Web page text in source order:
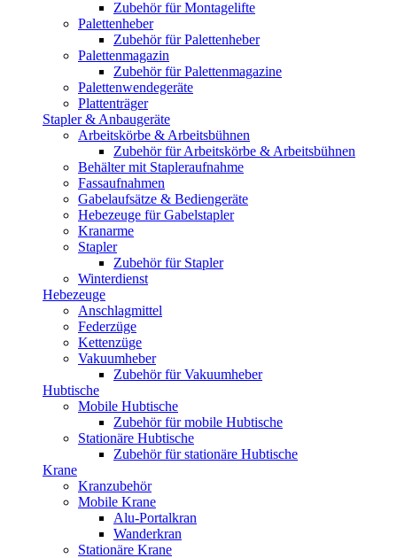
Zubehör für Montagelifte
Palettenheber
Zubehör für Palettenheber
Palettenmagazin
Zubehör für Palettenmagazine
Palettenwendegeräte
Plattenträger
Stapler & Anbaugeräte
Arbeitskörbe & Arbeitsbühnen
Zubehör für Arbeitskörbe & Arbeitsbühnen
Behälter mit Stapleraufnahme
Fassaufnahmen
Gabelaufsätze & Bediengeräte
Hebezeuge für Gabelstapler
Kranarme
Stapler
Zubehör für Stapler
Winterdienst
Hebezeuge
Anschlagmittel
Federzüge
Kettenzüge
Vakuumheber
Zubehör für Vakuumheber
Hubtische
Mobile Hubtische
Zubehör für mobile Hubtische
Stationäre Hubtische
Zubehör für stationäre Hubtische
Krane
Kranzubehör
Mobile Krane
Alu-Portalkran
Wanderkran
Stationäre Krane